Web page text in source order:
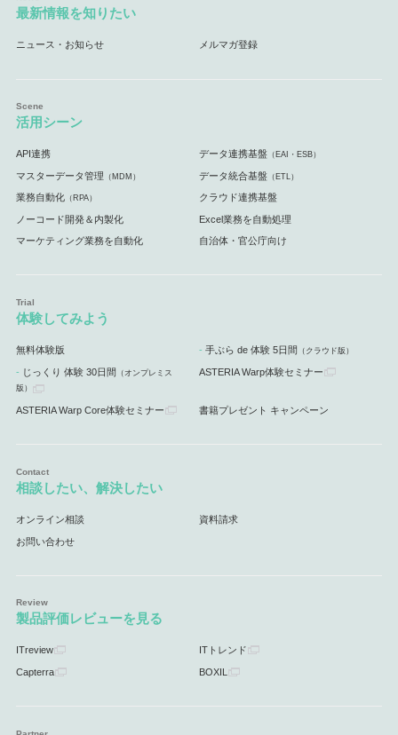
最新情報を知りたい
ニュース・お知らせ メルマガ登録
活用シーン
API連携 データ連携基盤 （EAI・ESB）
マスターデータ管理 （MDM） データ統合基盤 （ETL）
業務自動化（RPA） クラウド連携基盤
ノーコード開発＆内製化 Excel業務を自動処理
マーケティング業務を自動化 自治体・官公庁向け
体験してみよう
無料体験版 手ぶら de 体験 5日間 （クラウド版）
じっくり 体験 30日間 （オンプレミス
版）
ASTERIA Warp体験セミナー
ASTERIA Warp Core体験セミナー 書籍プレゼント キャンペーン
相談したい、解決したい
オンライン相談 資料請求
お問い合わせ
製品評価レビューを見る
ITreview ITトレンド
Capterra BOXIL